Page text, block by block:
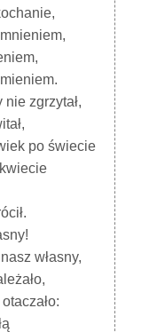
nie zgrzytał,
po świecie
własny,